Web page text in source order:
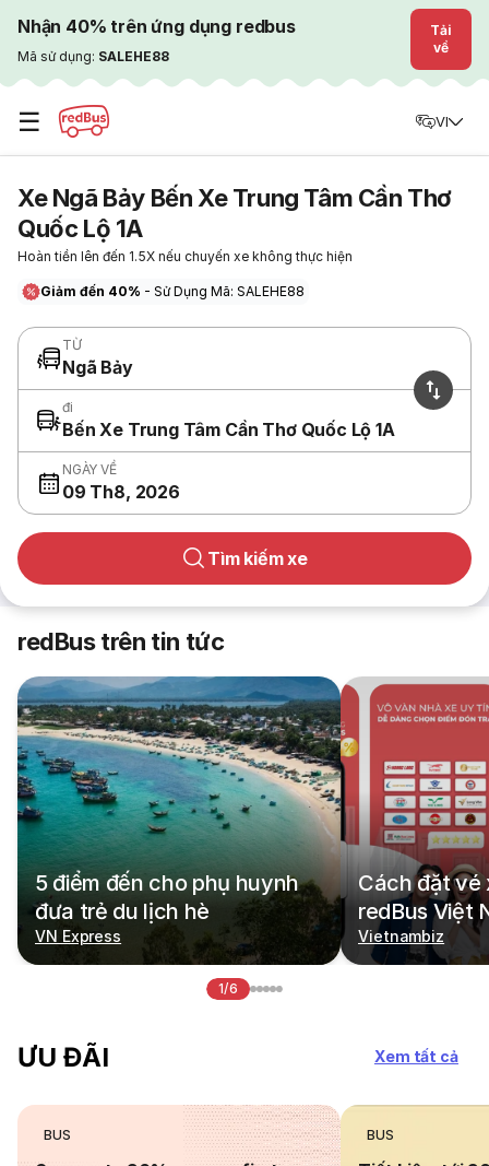
Nhận 40% trên ứng dụng redbus
Mã sử dụng: SALEHE88
Tải
về
☰ VI
Xe Ngã Bảy Bến Xe Trung Tâm Cần Thơ
Quốc Lộ 1A
Hoàn tiền lên đến 1.5X nếu chuyến xe không thực hiện
Giảm đến 40% - Sử Dụng Mã: SALEHE88
TỪ
Ngã Bảy
đi
Bến Xe Trung Tâm Cần Thơ Quốc Lộ 1A
NGÀY VỀ
09 Th8, 2026
Tìm kiếm xe
redBus trên tin tức
5 điểm đến cho phụ huynh
đưa trẻ du lịch hè
VN Express
Cách đặt vé
redBus Việt
Vietnambiz
1/6
ƯU ĐÃI Xem tất cả
BUS BUS